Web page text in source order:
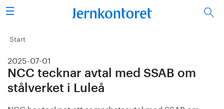
Sök
Stålindustrin
Vision 2050
Forskning/utbildning
Start
2025-07-01
NCC tecknar avtal med SSAB om
stålverket i Luleå